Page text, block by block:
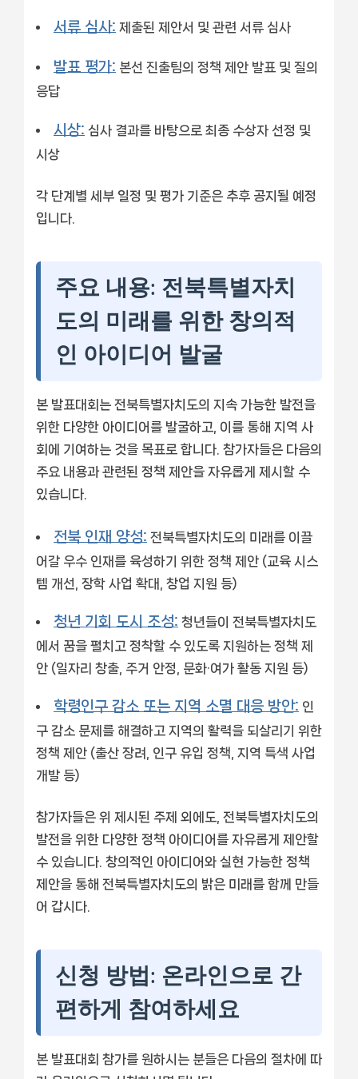
서류 심사: 제출된 제안서 및 관련 서류 심사
발표 평가: 본선 진출팀의 정책 제안 발표 및 질의
응답
시상: 심사 결과를 바탕으로 최종 수상자 선정 및
시상
각 단계별 세부 일정 및 평가 기준은 추후 공지될 예정
입니다.
주요 내용: 전북특별자치
도의 미래를 위한 창의적
인 아이디어 발굴
본 발표대회는 전북특별자치도의 지속 가능한 발전을
위한 다양한 아이디어를 발굴하고, 이를 통해 지역 사
회에 기여하는 것을 목표로 합니다. 참가자들은 다음의
주요 내용과 관련된 정책 제안을 자유롭게 제시할 수
있습니다.
전북 인재 양성: 전북특별자치도의 미래를 이끌
어갈 우수 인재를 육성하기 위한 정책 제안 (교육 시스
템 개선, 장학 사업 확대, 창업 지원 등)
청년 기회 도시 조성: 청년들이 전북특별자치도
에서 꿈을 펼치고 정착할 수 있도록 지원하는 정책 제
안 (일자리 창출, 주거 안정, 문화·여가 활동 지원 등)
학령인구 감소 또는 지역 소멸 대응 방안: 인
구 감소 문제를 해결하고 지역의 활력을 되살리기 위한
정책 제안 (출산 장려, 인구 유입 정책, 지역 특색 사업
개발 등)
참가자들은 위 제시된 주제 외에도, 전북특별자치도의
발전을 위한 다양한 정책 아이디어를 자유롭게 제안할
수 있습니다. 창의적인 아이디어와 실현 가능한 정책
제안을 통해 전북특별자치도의 밝은 미래를 함께 만들
어 갑시다.
신청 방법: 온라인으로 간
편하게 참여하세요
본 발표대회 참가를 원하시는 분들은 다음의 절차에 따